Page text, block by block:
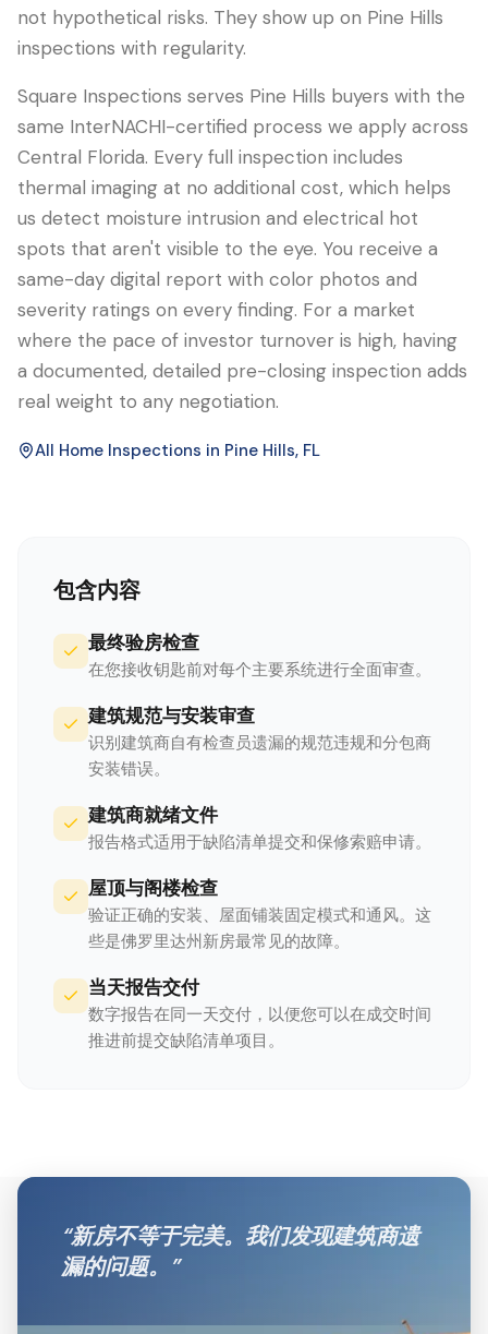
not hypothetical risks. They show up on Pine Hills
inspections with regularity.
Square Inspections serves Pine Hills buyers with the
same InterNACHI-certified process we apply across
Central Florida. Every full inspection includes
thermal imaging at no additional cost, which helps
us detect moisture intrusion and electrical hot
spots that aren't visible to the eye. You receive a
same-day digital report with color photos and
severity ratings on every finding. For a market
where the pace of investor turnover is high, having
a documented, detailed pre-closing inspection adds
real weight to any negotiation.
All Home Inspections in Pine Hills, FL
包含内容
最终验房检查
在您接收钥匙前对每个主要系统进行全面审查。
建筑规范与安装审查
识别建筑商自有检查员遗漏的规范违规和分包商
安装错误。
建筑商就绪文件
报告格式适用于缺陷清单提交和保修索赔申请。
屋顶与阁楼检查
验证正确的安装、屋面铺装固定模式和通风。这
些是佛罗里达州新房最常见的故障。
当天报告交付
数字报告在同一天交付，以便您可以在成交时间
推进前提交缺陷清单项目。
“新房不等于完美。我们发现建筑商遗
漏的问题。 ”